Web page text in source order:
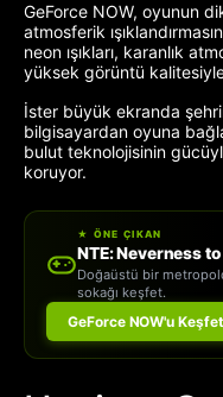
GeForce NOW, oyunun
atmosferik
neon ışıkları, karanlık
yüksek görüntü
İster büyük ekranda
bilgisayardan oyuna
bulut teknolojisinin
koruyor.
★ ÖNE ÇIKAN
NTE: Neverness
Doğaüstü bir
sokağı keşfet.
GeForce NOW'u Keşfet